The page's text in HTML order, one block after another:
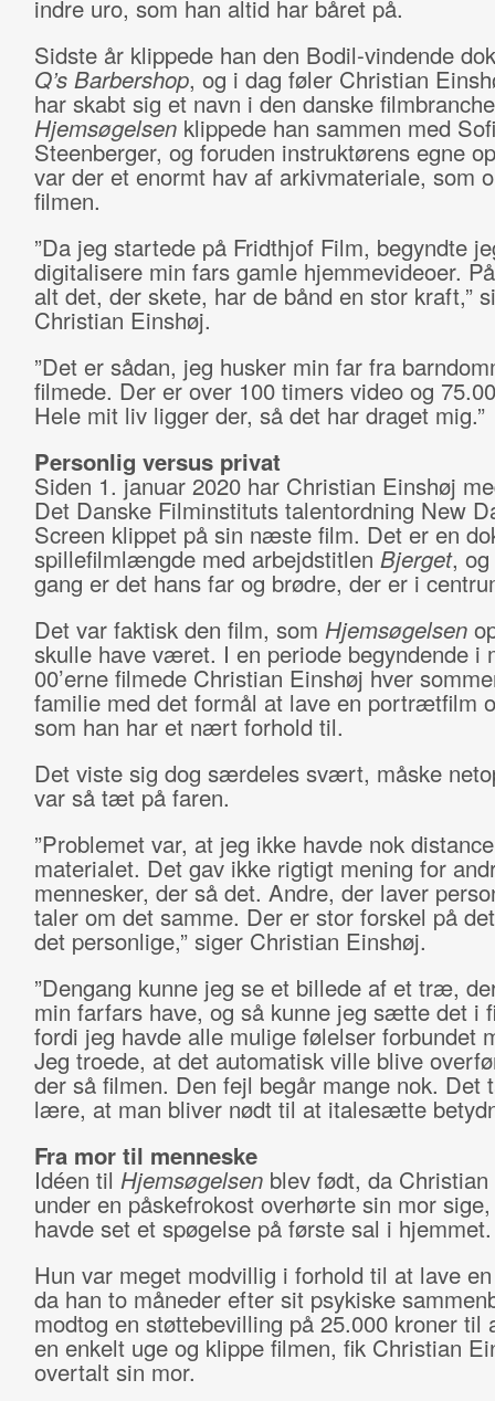
indre uro, som han altid har båret på.
Sidste år klippede han den Bodil-vindende
Q’s Barbershop, og i dag føler Christian
har skabt sig et navn i den danske
Hjemsøgelsenklippede han sammen med
Steenberger, og foruden instruktørens egne
var der et enormt hav af arkivmateriale, som
filmen.
”Da jeg startede på Fridthjof Film, begyndte
digitalisere min fars gamle hjemmevideoer.
alt det, der skete, har de bånd en stor kraft,”
Christian Einshøj.
”Det er sådan, jeg husker min far fra
filmede. Der er over 100 timers video og
Hele mit liv ligger der, så det har draget mig.”
Personlig versus privat
Siden 1. januar 2020 har Christian Einshøj
Det Danske Filminstituts talentordning New
Screen klippet på sin næste film. Det er en
spillefilmlængde med arbejdstitlen Bjerget, og
gang er det hans far og brødre, der er i
Det var faktisk den film, som Hjemsøgelsen
skulle have været. I en periode begyndende i
00’erne filmede Christian Einshøj hver
familie med det formål at lave en portrætfilm
som han har et nært forhold til.
Det viste sig dog særdeles svært, måske
var så tæt på faren.
”Problemet var, at jeg ikke havde nok
materialet. Det gav ikke rigtigt mening for
mennesker, der så det. Andre, der laver
taler om det samme. Der er stor forskel på
det personlige,” siger Christian Einshøj.
”Dengang kunne jeg se et billede af et træ,
min farfars have, og så kunne jeg sætte det i
fordi jeg havde alle mulige følelser forbundet
Jeg troede, at det automatisk ville blive
der så filmen. Den fejl begår mange nok. Det
lære, at man bliver nødt til at italesætte
Fra mor til menneske
Idéen til Hjemsøgelsenblev født, da Christian
under en påskefrokost overhørte sin mor
havde set et spøgelse på første sal i hjemmet.
Hun var meget modvillig i forhold til at lave
da han to måneder efter sit psykiske
modtog en støttebevilling på 25.000 kroner til
en enkelt uge og klippe filmen, fik Christian
overtalt sin mor.